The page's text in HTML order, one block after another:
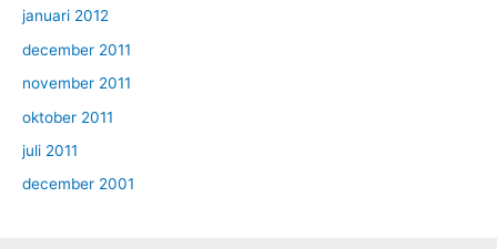
januari 2012
december 2011
november 2011
oktober 2011
juli 2011
december 2001